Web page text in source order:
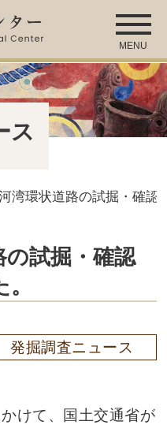
MENU
ス
湾環状道路の試掘・確認
の試掘・確認
発掘調査ニュース
けて、国土交通省が